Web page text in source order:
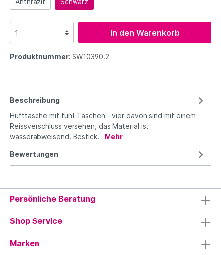
Anthrazit Schwarz
In den Warenkorb
Produktnummer: SW10390.2
Beschreibung
Hüfttasche mit fünf Taschen - vier davon sind mit einem
Reissverschluss versehen, das Material ist
wasserabweisend. Bestick… Mehr
Bewertungen
Persönliche Beratung
Shop Service
Marken